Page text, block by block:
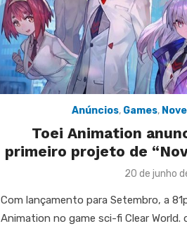
Anúncios, Games,
Toei Animation
primeiro projeto de
Posted
20 de junho
Com lançamento para Setembro, a
Animation no game sci-fi Clear